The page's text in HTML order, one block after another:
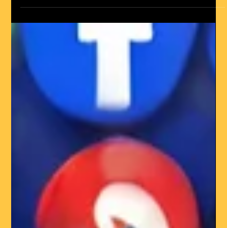
L'impact du marketing digital sur les
entreprises modernes
Le marketing digital est devenu un pilier incontournable
pour les entreprises modernes. Avec l'évolution rapide des
technologies et des comportements des consommateurs, les
entreprises doivent s'adapter pour rester compétitives.